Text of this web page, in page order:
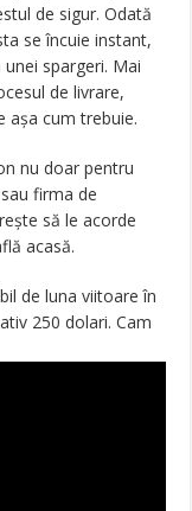
de sigur. Odată
se încuie instant,
spargeri. Mai
de livrare,
așa cum trebuie.
nu doar pentru
firma de
să le acorde
acasă.
de luna viitoare în
250 dolari. Cam